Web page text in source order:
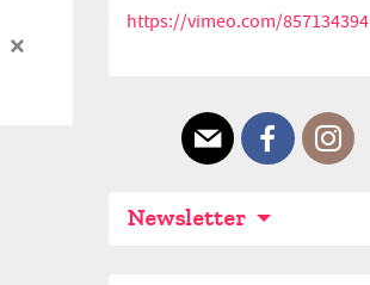
×
https://vimeo.com/857134394
Newsletter